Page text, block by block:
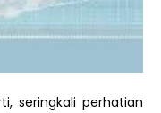
seringkali perhatian